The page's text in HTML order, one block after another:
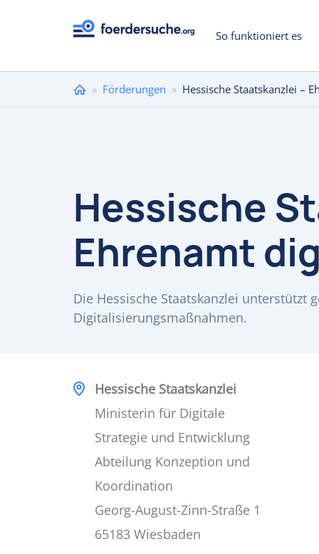
So funktioniert es
Sie
» Förderungen » Hessische Staatskanzlei –
Hessische
Ehrenamt
Die Hessische Staatskanzlei unterstützt
Digitalisierungsmaßnahmen.
Hessische Staatskanzlei
Ministerin für Digitale
Strategie und Entwicklung
Abteilung Konzeption und
Koordination
Georg-August-Zinn-Straße 1
65183 Wiesbaden